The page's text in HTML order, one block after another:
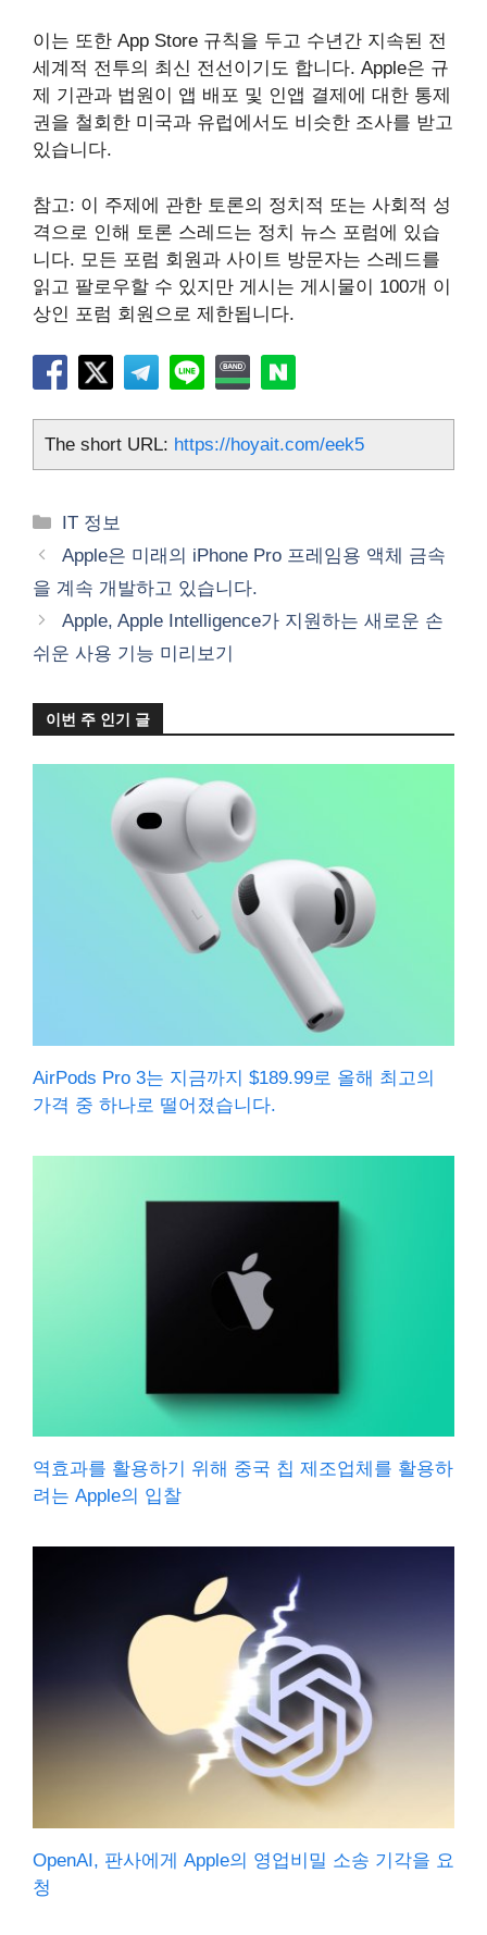
이는 또한 ‌App Store‌ 규칙을 두고 수년간 지속된 전
세계적 전투의 최신 전선이기도 합니다. Apple은 규
제 기관과 법원이 앱 배포 및 인앱 결제에 대한 통제
권을 철회한 미국과 유럽에서도 비슷한 조사를 받고
있습니다.
참고: 이 주제에 관한 토론의 정치적 또는 사회적 성
격으로 인해 토론 스레드는 정치 뉴스 포럼에 있습
니다. 모든 포럼 회원과 사이트 방문자는 스레드를
읽고 팔로우할 수 있지만 게시는 게시물이 100개 이
상인 포럼 회원으로 제한됩니다.
The short URL: https://hoyait.com/eek5
카
테
리
IT 정보
Apple은 미래의 iPhone Pro 프레임용 액체 금속
을 계속 개발하고 있습니다.
Apple, Apple Intelligence가 지원하는 새로운 손
쉬운 사용 기능 미리보기
이번 주 인기 글
AirPods Pro 3는 지금까지 $189.99로 올해 최고의
가격 중 하나로 떨어졌습니다.
역효과를 활용하기 위해 중국 칩 제조업체를 활용하
려는 Apple의 입찰
OpenAI, 판사에게 Apple의 영업비밀 소송 기각을 요
청